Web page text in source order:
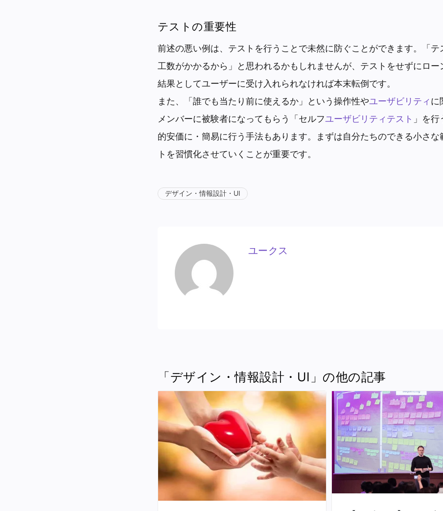
テストの重要性
前述の悪い例は、テストを行うことで未然に防ぐことができます。「テ
工数がかかるから」と思われるかもしれませんが、テストをせずにロー
結果としてユーザーに受け入れられなければ本末転倒です。
また、「誰でも当たり前に使えるか」という操作性やユーザビリティに
メンバーに被験者になってもらう「セルフユーザビリティテスト 」を
的安価に・簡易に行う手法もあります。まずは自分たちのできる小さな
トを習慣化させていくことが重要です。
デザイン・情報設計・UI
ユークス
「デザイン・情報設計・UI」の他の記事